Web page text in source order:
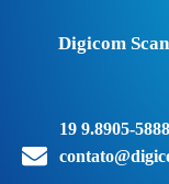
Digicom
19 9.8905-5888